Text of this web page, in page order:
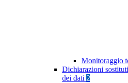
Monitoraggio
Dichiarazioni
dei dati 2